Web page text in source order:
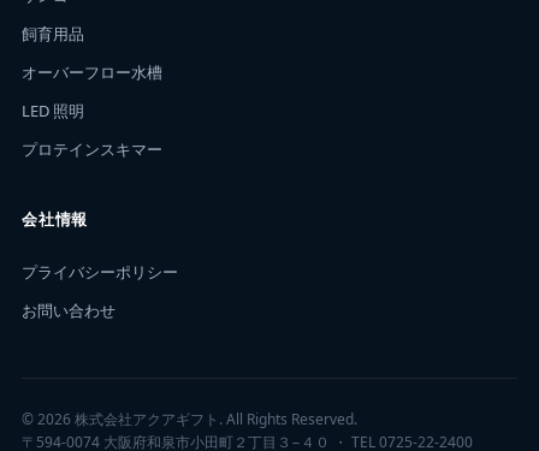
飼育用品
オーバーフロー水槽
LED 照明
プロテインスキマー
会社情報
プライバシーポリシー
お問い合わせ
© 2026 株式会社アクアギフト. All Rights Reserved.
〒594-0074 大阪府和泉市小田町２丁目３−４０ ・ TEL 0725-22-2400